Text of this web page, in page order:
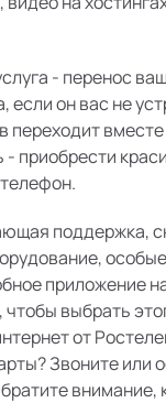
- перенос
если он вас не
переходит
приобрести
поддержка,
приложение
чтобы выбрать
от
Звоните или
внимание,